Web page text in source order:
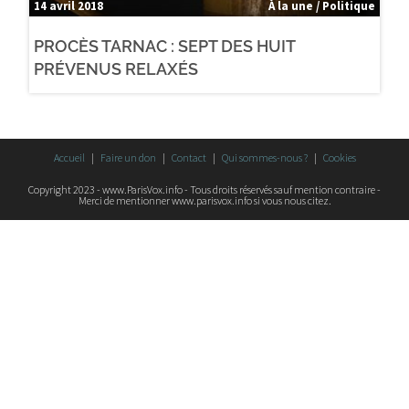
14 avril 2018 À la une / Politique
PROCÈS TARNAC : SEPT DES HUIT
PRÉVENUS RELAXÉS
Accueil Faire un don Contact Qui sommes-nous ? Cookies
Copyright 2023 - www.ParisVox.info - Tous droits réservés sauf mention contraire -
Merci de mentionner www.parisvox.info si vous nous citez.